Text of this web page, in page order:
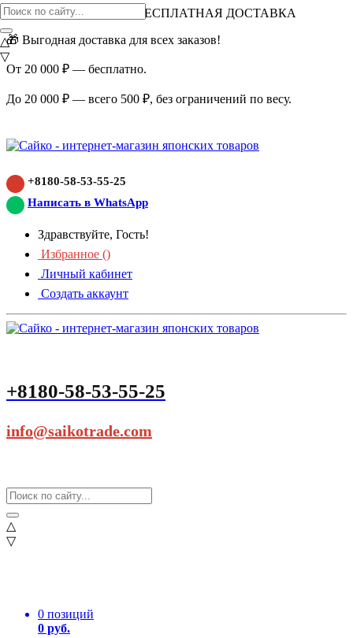
ВНИМАНИЕ АКЦИЯ!
БЕСПЛАТНАЯ ДОСТАВКА
🎁 Выгодная доставка для всех заказов!
От 20 000 ₽ — бесплатно.
До 20 000 ₽ — всего 500 ₽, без ограничений по весу.
+8180-58-53-55-25
Написать в WhatsApp
Здравствуйте, Гость!
Избранное ()
Личный кабинет
Создать аккаунт
+8180-58-53-55-25
info@saikotrade.com
△
▽
0 позиций
0 руб.
△
▽